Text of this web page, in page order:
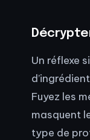
Un réflexe
Fuyez les
masquent
type de